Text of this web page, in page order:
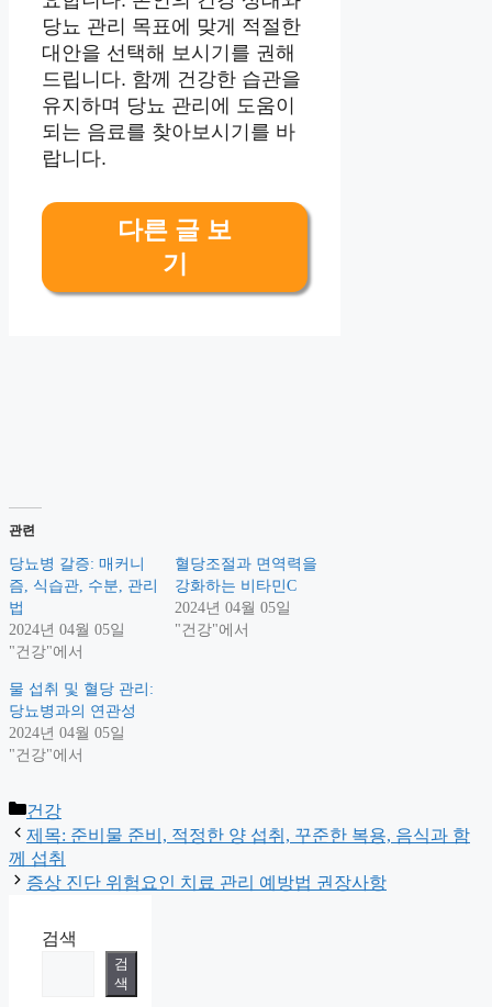
당뇨 관리 목표에 맞게 적절한
대안을 선택해 보시기를 권해
드립니다. 함께 건강한 습관을
유지하며 당뇨 관리에 도움이
되는 음료를 찾아보시기를 바
랍니다.
다른 글 보
기
관련
당뇨병 갈증: 매커니
즘, 식습관, 수분, 관리
법
2024년 04월 05일
"건강"에서
혈당조절과 면역력을
강화하는 비타민C
2024년 04월 05일
"건강"에서
물 섭취 및 혈당 관리:
당뇨병과의 연관성
2024년 04월 05일
"건강"에서
Categories
건강
제목: 준비물 준비, 적정한 양 섭취, 꾸준한 복용, 음식과 함
께 섭취
증상 진단 위험요인 치료 관리 예방법 권장사항
검색
검
색